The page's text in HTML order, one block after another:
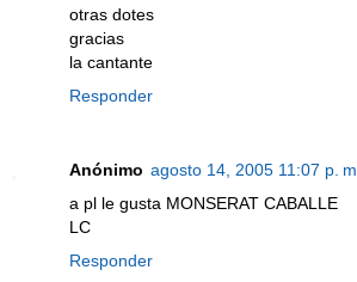
otras dotes
gracias
la cantante
Responder
Anónimo agosto 14, 2005 11:07 p. m.
a pl le gusta MONSERAT CABALLE
LC
Responder